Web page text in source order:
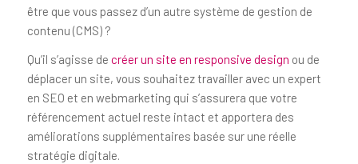
être que vous passez d’un autre système de gestion de
contenu (CMS) ?
Qu’il s’agisse de créer un site en responsive design ou de
déplacer un site, vous souhaitez travailler avec un expert
en SEO et en webmarketing qui s’assurera que votre
référencement actuel reste intact et apportera des
améliorations supplémentaires basée sur une réelle
stratégie digitale.